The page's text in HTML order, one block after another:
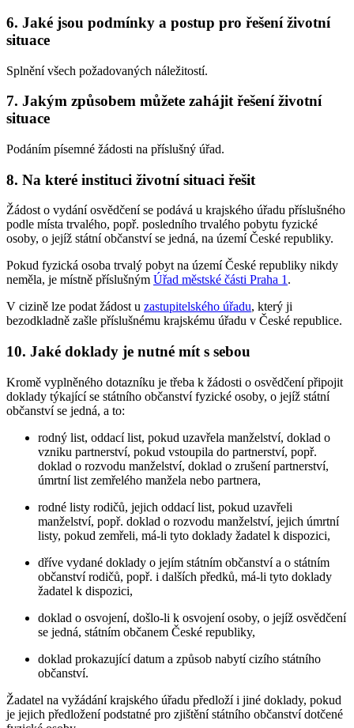
6. Jaké jsou podmínky a postup pro řešení životní
situace
Splnění všech požadovaných náležitostí.
7. Jakým způsobem můžete zahájit řešení životní
situace
Podáním písemné žádosti na příslušný úřad.
8. Na které instituci životní situaci řešit
Žádost o vydání osvědčení se podává u krajského úřadu příslušného
podle místa trvalého, popř. posledního trvalého pobytu fyzické
osoby, o jejíž státní občanství se jedná, na území České republiky.
Pokud fyzická osoba trvalý pobyt na území České republiky nikdy
neměla, je místně příslušným Úřad městské části Praha 1.
V cizině lze podat žádost u zastupitelského úřadu, který ji
bezodkladně zašle příslušnému krajskému úřadu v České republice.
10. Jaké doklady je nutné mít s sebou
Kromě vyplněného dotazníku je třeba k žádosti o osvědčení připojit
doklady týkající se státního občanství fyzické osoby, o jejíž státní
občanství se jedná, a to:
rodný list, oddací list, pokud uzavřela manželství, doklad o
vzniku partnerství, pokud vstoupila do partnerství, popř.
doklad o rozvodu manželství, doklad o zrušení partnerství,
úmrtní list zemřelého manžela nebo partnera,
rodné listy rodičů, jejich oddací list, pokud uzavřeli
manželství, popř. doklad o rozvodu manželství, jejich úmrtní
listy, pokud zemřeli, má-li tyto doklady žadatel k dispozici,
dříve vydané doklady o jejím státním občanství a o státním
občanství rodičů, popř. i dalších předků, má-li tyto doklady
žadatel k dispozici,
doklad o osvojení, došlo-li k osvojení osoby, o jejíž osvědčení
se jedná, státním občanem České republiky,
doklad prokazující datum a způsob nabytí cizího státního
občanství.
Žadatel na vyžádání krajského úřadu předloží i jiné doklady, pokud
je jejich předložení podstatné pro zjištění státního občanství dotčené